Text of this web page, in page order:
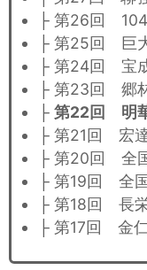
├ 第26回
├ 第25回 巨
├ 第24回 宝
├ 第23回 郷
├ 第22回 明
├ 第21回 宏
├ 第20回 全
├ 第19回 全
├ 第18回 長
├ 第17回 金